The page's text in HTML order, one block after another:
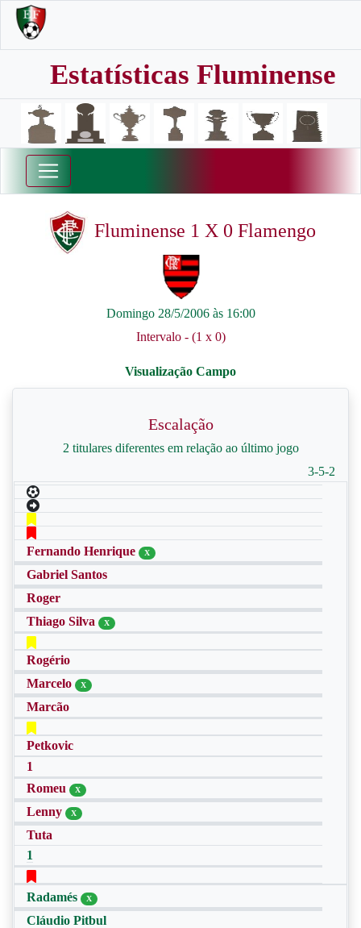
Estatísticas Fluminense
Fluminense 1 X 0 Flamengo
Domingo 28/5/2006 às 16:00
Intervalo - (1 x 0)
Escalação
2 titulares diferentes em relação ao último jogo
3-5-2
Fernando Henrique X
Gabriel Santos
Roger
Thiago Silva
X
Rogério
Marcelo
X
Marcão
Petkovic
1
Romeu
X
Lenny X
Tuta
1
Radamés X
Cláudio Pitbul